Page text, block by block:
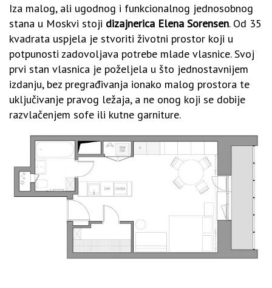
Iza malog, ali ugodnog i funkcionalnog jednosobnog
stana u Moskvi stoji dizajnerica Elena Sorensen. Od 35
kvadrata uspjela je stvoriti životni prostor koji u
potpunosti zadovoljava potrebe mlade vlasnice. Svoj
prvi stan vlasnica je poželjela u što jednostavnijem
izdanju, bez pregrađivanja ionako malog prostora te
uključivanje pravog ležaja, a ne onog koji se dobije
razvlačenjem sofe ili kutne garniture.